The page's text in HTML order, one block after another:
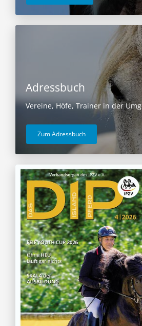
Adressbuch
Vereine, Höfe, Trainer in der
Zum Adressbuch